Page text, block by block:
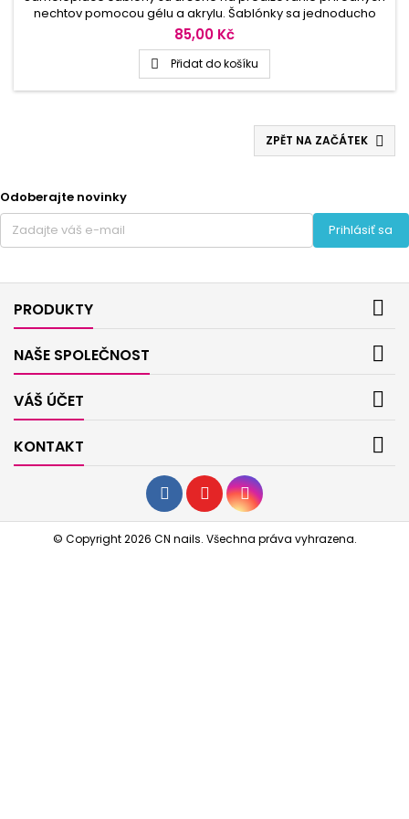
nechtov pomocou gélu a akrylu. Šablónky sa jednoducho
zafixujú o prírodný necht a vytvoria podklad pre nanesenie
a tvarovanie gélu či akrylu. Vodiace náčrty na šablóne sú
pomocníkom pre voliteľnosť dĺžky i šírky modelácie.
Papierovú formu je možné použiť iba na jednu modeláciu
nechtov.
85,00 Kč
 Přidat do košíku
ZPĚT NA ZAČÁTEK 
Odoberajte novinky
Prihlásiť sa
PRODUKTY 
NAŠE SPOLEČNOST 
VÁŠ ÚČET 
KONTAKT 
© Copyright 2026 CN nails. Všechna práva vyhrazena.